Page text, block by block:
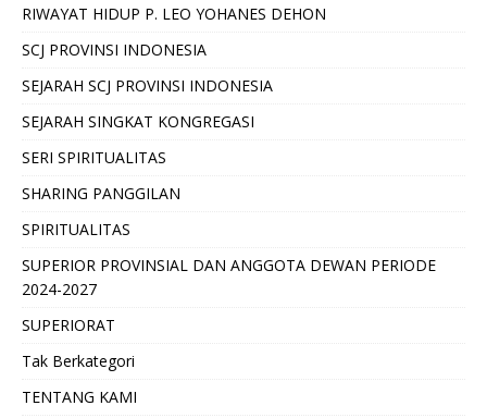
RIWAYAT HIDUP P. LEO YOHANES DEHON
SCJ PROVINSI INDONESIA
SEJARAH SCJ PROVINSI INDONESIA
SEJARAH SINGKAT KONGREGASI
SERI SPIRITUALITAS
SHARING PANGGILAN
SPIRITUALITAS
SUPERIOR PROVINSIAL DAN ANGGOTA DEWAN PERIODE
2024-2027
SUPERIORAT
Tak Berkategori
TENTANG KAMI